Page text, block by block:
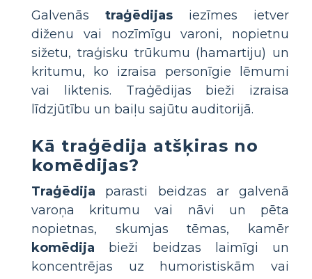
Galvenās traģēdijas iezīmes ietver
diženu vai nozīmīgu varoni, nopietnu
sižetu, traģisku trūkumu (hamartiju) un
kritumu, ko izraisa personīgie lēmumi
vai liktenis. Traģēdijas bieži izraisa
līdzjūtību un baiļu sajūtu auditorijā.
Kā traģēdija atšķiras no
komēdijas?
Traģēdija parasti beidzas ar galvenā
varoņa kritumu vai nāvi un pēta
nopietnas, skumjas tēmas, kamēr
komēdija bieži beidzas laimīgi un
koncentrējas uz humoristiskām vai